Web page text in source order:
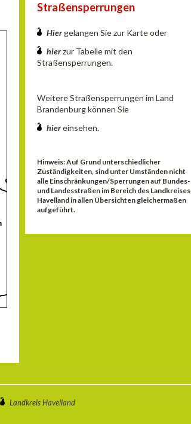
Straßensperrungen
Hiergelangen Sie zur Karte oder
hierzur Tabelle mit den
Straßensperrungen.
Weitere Straßensperrungen im Land
Brandenburg können Sie
hiereinsehen.
Hinweis: Auf Grund unterschiedlicher
Zuständigkeiten, sind unter Umständen nicht
alle Einschränkungen/Sperrungen auf Bundes-
und Landesstraßen im Bereich des Landkreises
Havelland in allen Übersichten gleichermaßen
aufgeführt.
Landkreis Havelland